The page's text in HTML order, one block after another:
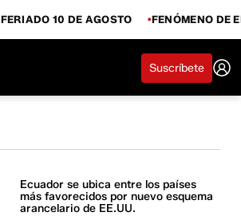
FERIADO 10 DE AGOSTO FENÓMENO DE
Suscríbete
Ecuador se ubica entre los países
más favorecidos por nuevo esquema
arancelario de EE.UU.